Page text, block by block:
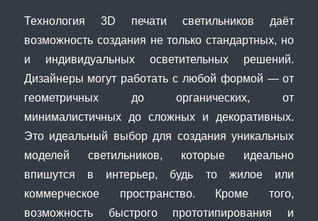
Технология 3D печати светильников даёт
возможность создания не только стандартных, но
и индивидуальных осветительных решений.
Дизайнеры могут работать с любой формой — от
геометричных до органических, от
минималистичных до сложных и декоративных.
Это идеальный выбор для создания уникальных
моделей светильников, которые идеально
впишутся в интерьер, будь то жилое или
коммерческое пространство. Кроме того,
возможность быстрого прототипирования и